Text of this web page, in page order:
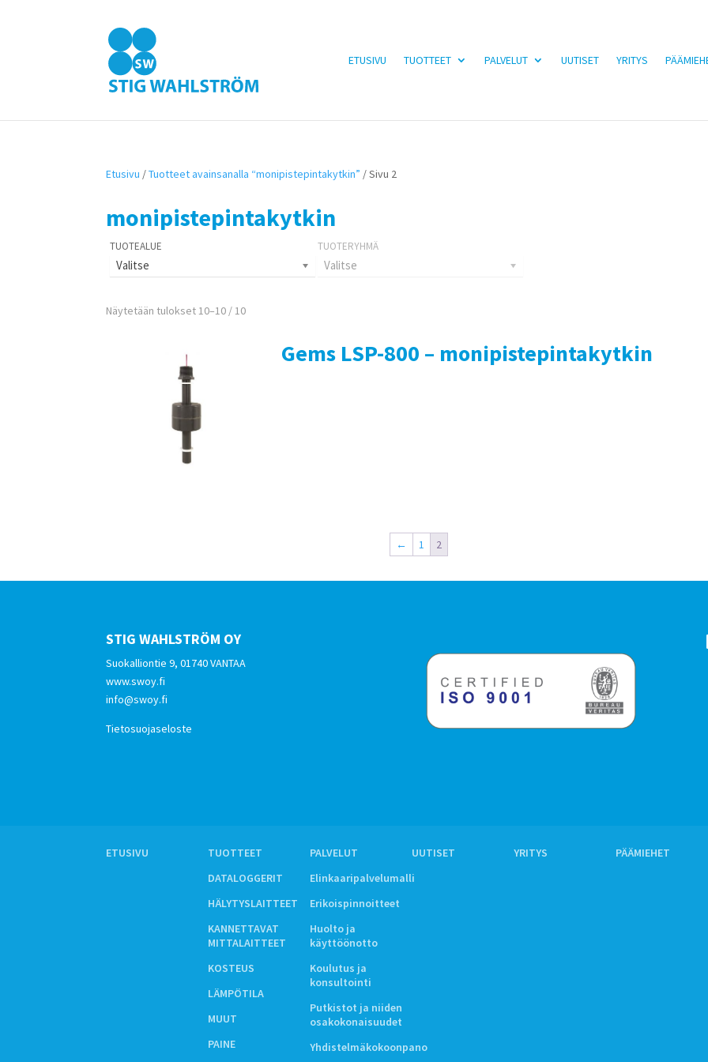
ETUSIVU TUOTTEET PALVELUT UUTISET YRITYS
Etusivu /Tuotteet avainsanalla “monipistepintakytkin” / Sivu 2
monipistepintakytkin
Valitse Valitse
Näytetään tulokset 10–10 / 10
Gems LSP-800 – monipistepintakytkin
← 1 2
STIG WAHLSTRÖM OY
Suokalliontie 9, 01740 VANTAA
www.swoy.fi
info@swoy.fi
Tietosuojaseloste
ETUSIVU
TUOTTEET
DATALOGGERIT
HÄLYTYSLAITTEET
KANNETTAVAT
MITTALAITTEET
KOSTEUS
LÄMPÖTILA
MUUT
PAINE
PALVELUT
Elinkaaripalvelumalli
Erikoispinnoitteet
Huolto ja
käyttöönotto
Koulutus ja
konsultointi
Putkistot ja niiden
osakokonaisuudet
Yhdistelmäkokoonpano
UUTISET YRITYS PÄÄMIEHET